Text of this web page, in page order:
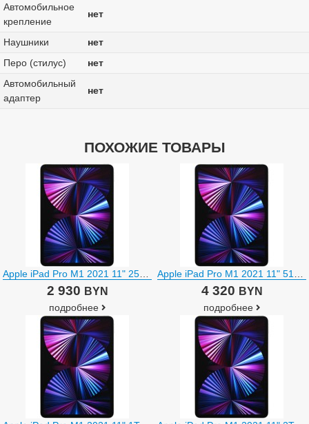
Автомобильное
крепление
нет
Наушники
нет
Перо (стилус)
нет
Автомобильный
адаптер
нет
ПОХОЖИЕ ТОВАРЫ
2 930 BYN
подробнее
4 320 BYN
подробнее